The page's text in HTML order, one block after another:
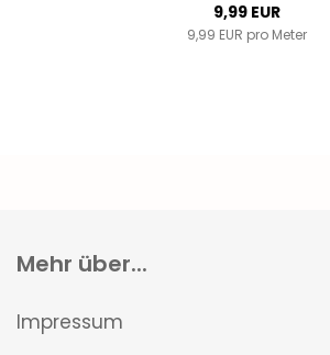
9,99 EUR
9,99 EUR pro Meter
Mehr über...
Impressum